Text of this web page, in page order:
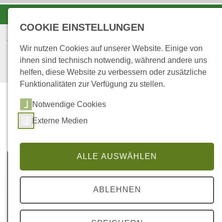
STARTSEITE
...
MEDIATHEK
© AdobeStock 39054905 by-studio
COOKIE EINSTELLUNGEN
Wir nutzen Cookies auf unserer Website. Einige von
ihnen sind technisch notwendig, während andere uns
helfen, diese Website zu verbessern oder zusätzliche
Funktionalitäten zur Verfügung zu stellen.
Notwendige Cookies
Externe Medien
ALLE AUSWÄHLEN
ABLEHNEN